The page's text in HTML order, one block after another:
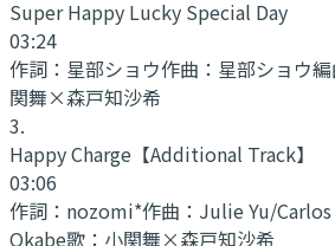
Super Happy Lucky Special Day
03:24
作詞： 星部ショウ作曲： 星部ショウ編
関舞×森戸知沙希
3.
Happy Charge 【Additional Track】
03:06
作詞： nozomi*作曲： Julie Yu/
Okabe歌： 小関舞×森戸知沙希